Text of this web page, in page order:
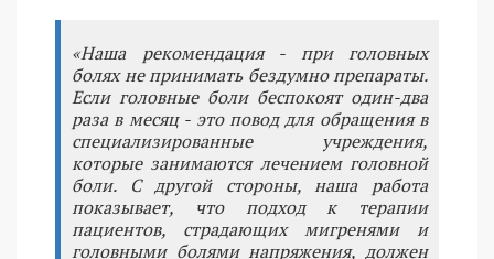
«Наша рекомендация - при головных
болях не принимать бездумно препараты.
Если головные боли беспокоят один-два
раза в месяц - это повод для обращения в
специализированные учреждения,
которые занимаются лечением головной
боли. С другой стороны, наша работа
показывает, что подход к терапии
пациентов, страдающих мигренями и
головными болями напряжения, должен